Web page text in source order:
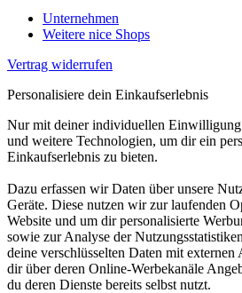
Unternehmen
Weitere nice Shops
Vertrag widerrufen
Personalisiere dein Einkaufserlebnis
Nur mit deiner individuellen
und weitere Technologien, um dir ein
Einkaufserlebnis zu bieten.
Dazu erfassen wir Daten über unsere
Geräte. Diese nutzen wir zur laufenden
Website und um dir personalisierte
sowie zur Analyse der
deine verschlüsselten Daten mit externen
dir über deren Online-Werbekanäle
du deren Dienste bereits selbst nutzt.